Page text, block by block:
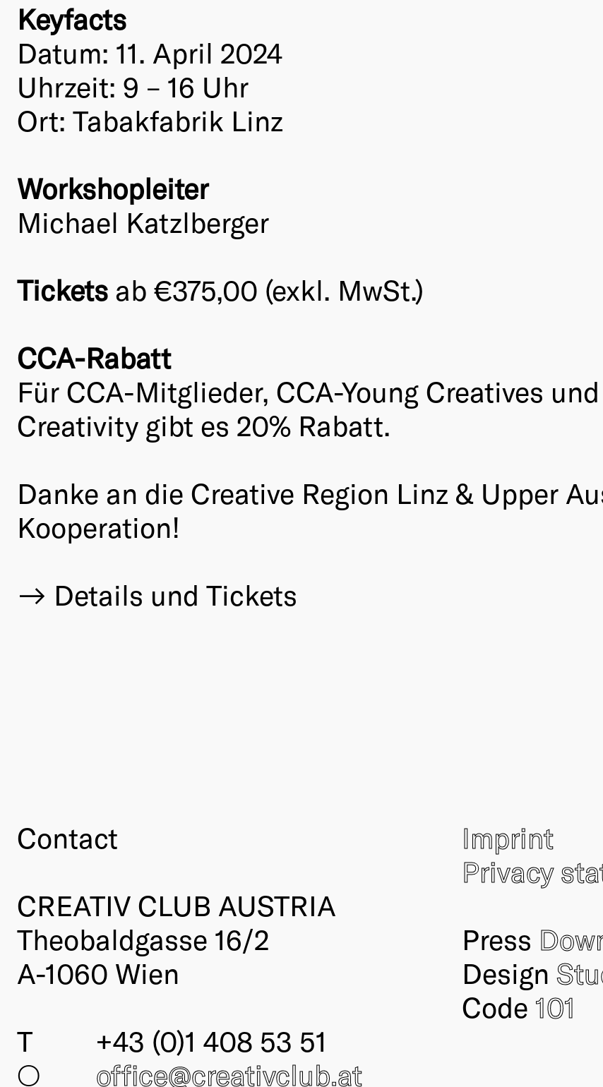
Keyfacts
Datum: 11. April 2024
Uhrzeit: 9 – 16 Uhr
Ort: Tabakfabrik Linz
Workshopleiter
Michael Katzlberger
Tickets ab €375,00 (exkl. MwSt.)
CCA-Rabatt
Für CCA-Mitglieder, CCA-Young Creatives
Creativity gibt es 20% Rabatt.
Danke an die Creative Region Linz & Upper
Kooperation!
Details und Tickets
Contact
CREATIV CLUB AUSTRIA
Theobaldgasse 16/2
A-1060 Wien
T
+43 (0)1 408 53 51
○
office@creativclub.at
Imprint
Privacy
Press
Design
Code 101